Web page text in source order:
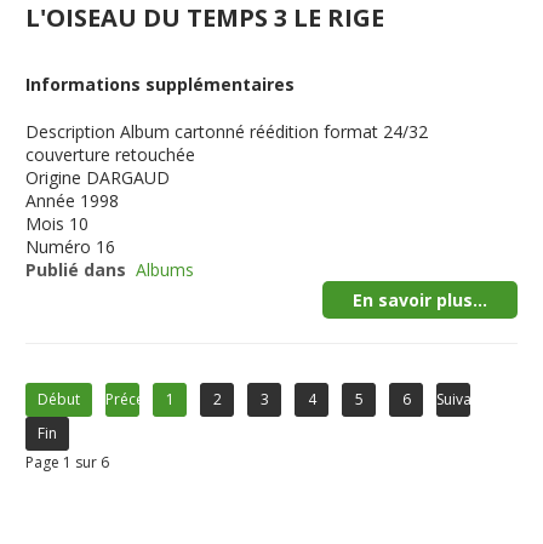
L'OISEAU DU TEMPS 3 LE RIGE
Informations supplémentaires
Description Album cartonné réédition format 24/32
couverture retouchée
Origine DARGAUD
Année 1998
Mois 10
Numéro 16
Publié dans Albums
En savoir plus...
Début Précédent1 2 3 4 5 6
Suivant
Fin
Page 1 sur 6